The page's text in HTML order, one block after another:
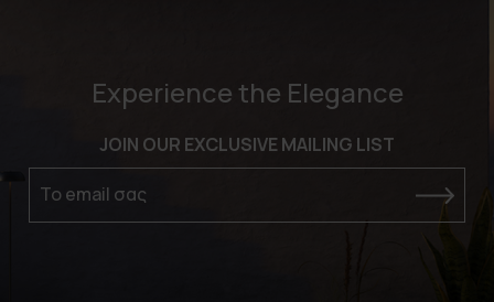
Experience the Elegance
JOIN OUR EXCLUSIVE MAILING LIST
Το email σας